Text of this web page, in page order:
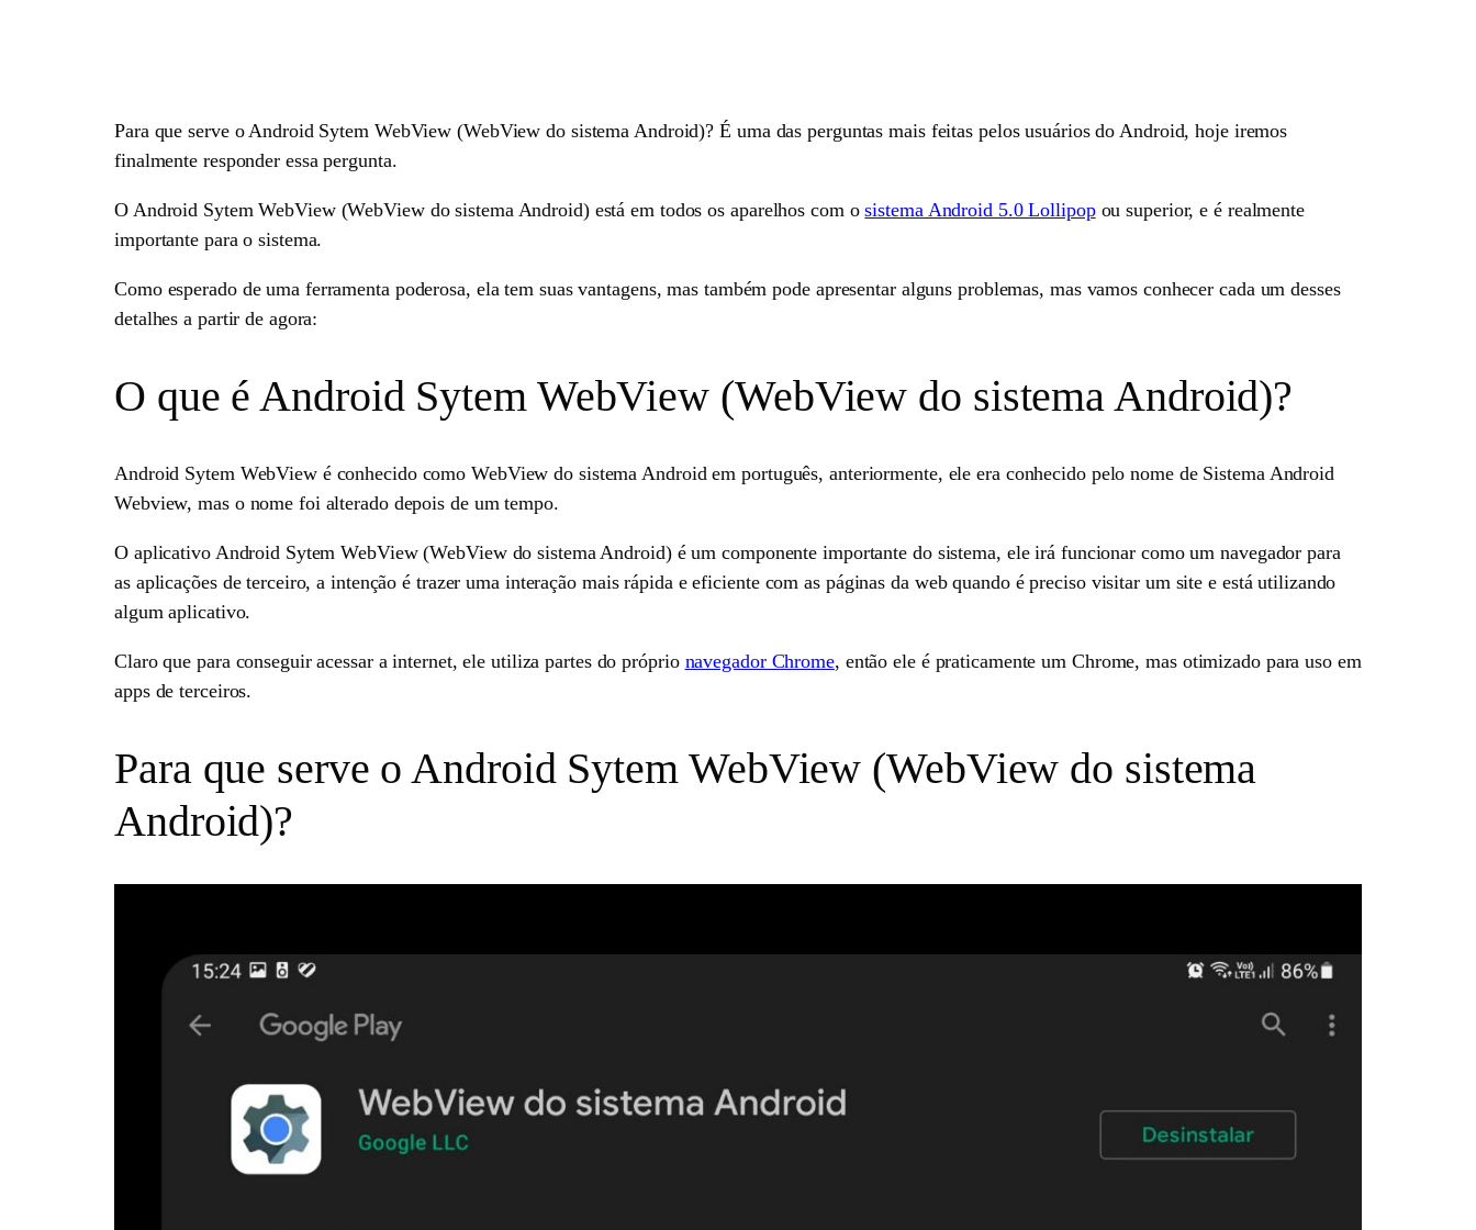
Para que serve o Android Sytem WebView (WebView do sistema Android)? É uma das perguntas mais feitas pelos usuários do Android, hoje iremos
finalmente responder essa pergunta.
O Android Sytem WebView (WebView do sistema Android) está em todos os aparelhos com osistema Android 5.0 Lollipopou superior, e é realmente
importante para o sistema.
Como esperado de uma ferramenta poderosa, ela tem suas vantagens, mas também pode apresentar alguns problemas, mas vamos conhecer cada um desses
detalhes a partir de agora:
O que é Android Sytem WebView (WebView do sistema Android)?
Android Sytem WebView é conhecido como WebView do sistema Android em português, anteriormente, ele era conhecido pelo nome de Sistema Android
Webview, mas o nome foi alterado depois de um tempo.
O aplicativo Android Sytem WebView (WebView do sistema Android) é um componente importante do sistema, ele irá funcionar como um navegador para
as aplicações de terceiro, a intenção é trazer uma interação mais rápida e eficiente com as páginas da web quando é preciso visitar um site e está utilizando
algum aplicativo.
Claro que para conseguir acessar a internet, ele utiliza partes do próprio navegador Chrome, então ele é praticamente um Chrome, mas otimizado para uso em
apps de terceiros.
Para que serve o Android Sytem WebView (WebView do sistema
Android)?